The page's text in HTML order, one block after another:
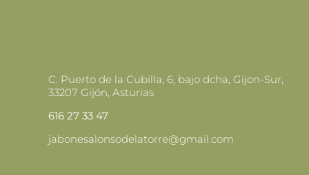
C. Puerto de la Cubilla, 6, bajo dcha, Gijon-Sur,
33207 Gijón, Asturias
616 27 33 47
jabonesalonsodelatorre@gmail.com